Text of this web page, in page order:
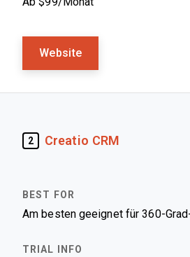
Website
2 Creatio CRM
Am besten geeignet für 360-